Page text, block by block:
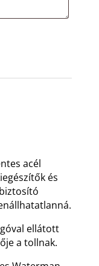
acél
és
ellátott
a tollnak.